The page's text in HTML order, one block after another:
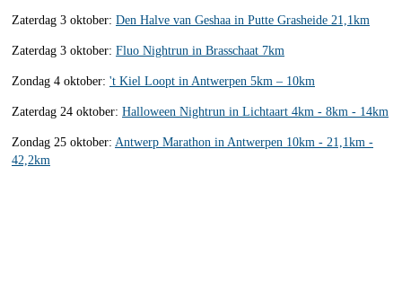
Zaterdag 3 oktober: Den Halve van Geshaa in Putte Grasheide 21,1km
Zaterdag 3 oktober: Fluo Nightrun in Brasschaat 7km
Zondag 4 oktober: 't Kiel Loopt in Antwerpen 5km – 10km
Zaterdag 24 oktober: Halloween Nightrun in Lichtaart 4km - 8km - 14km
Zondag 25 oktober: Antwerp Marathon in Antwerpen 10km - 21,1km -
42,2km